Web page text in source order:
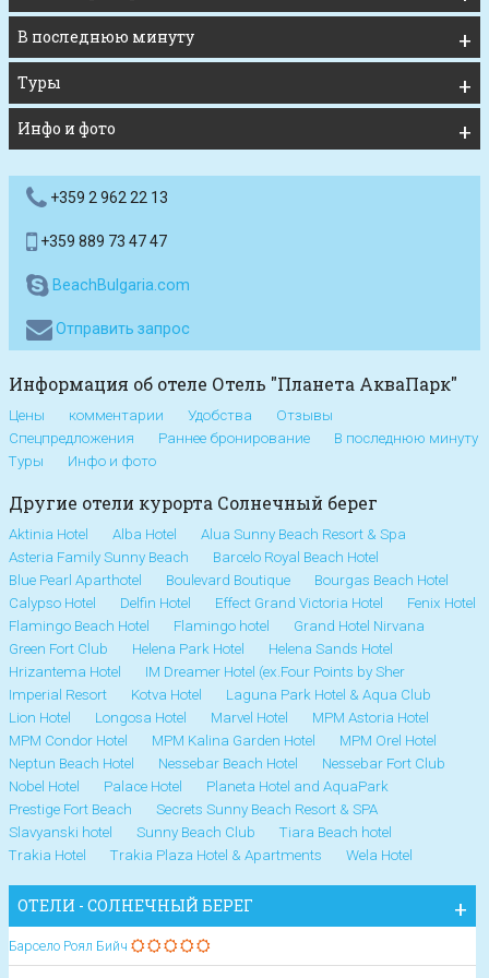
В последнюю минуту
Туры
Инфо и фото
+359 2 962 22 13
+359 889 73 47 47
BeachBulgaria.com
Отправить запрос
Информация об отеле Отель "Планета АкваПарк"
Цены комментарии Удобства
Отзывы
Спецпредложения
Раннее бронирование
В последнюю минуту
Туры
Инфо и фото
Другие отели курорта Солнечный берег
Aktinia Hotel Alba Hotel
Alua Sunny Beach Resort & Spa
Asteria Family Sunny Beach
Barcelo Royal Beach Hotel
Blue Pearl Aparthotel
Boulevard Boutique
Bourgas Beach Hotel
Calypso Hotel
Delfin Hotel Effect Grand Victoria Hotel
Fenix Hotel
Flamingo Beach Hotel
Flamingo hotel
Grand Hotel Nirvana
Green Fort Club
Helena Park Hotel
Helena Sands Hotel
Hrizantema Hotel
IM Dreamer Hotel (ex.Four Points by Sher
Imperial Resort
Kotva Hotel
Laguna Park Hotel & Aqua Club
Lion Hotel
Longosa Hotel Marvel Hotel
MPM Astoria Hotel
MPM Condor Hotel
MPM Kalina Garden Hotel
MPM Orel Hotel
Neptun Beach Hotel
Nessebar Beach Hotel
Nessebar Fort Club
Nobel Hotel
Palace Hotel
Planeta Hotel and AquaPark
Prestige Fort Beach
Secrets Sunny Beach Resort & SPA
Slavyanski hotel
Sunny Beach Club
Tiara Beach hotel
Trakia Hotel
Trakia Plaza Hotel & Apartments Wela Hotel
ОТЕЛИ - СОЛНЕЧНЫЙ БЕРЕГ
Барсело Роял Бийч